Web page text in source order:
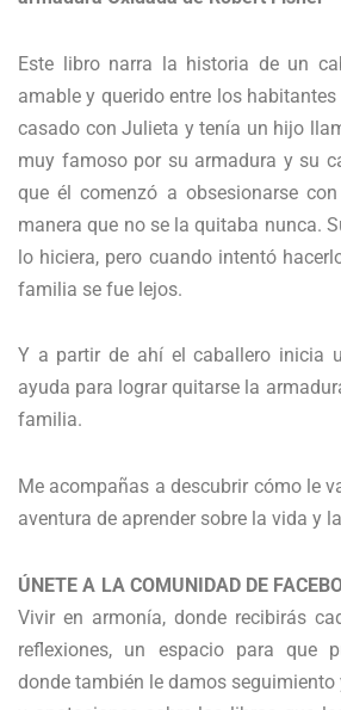
Este libro narra la historia de un
amable y querido entre los
casado con Julieta y tenía un hijo
muy famoso por su armadura y su
que él comenzó a obsesionarse
manera que no se la quitaba nunca.
lo hiciera, pero cuando intentó
familia se fue lejos.
Y a partir de ahí el caballero inicia
ayuda para lograr quitarse la
familia.
Me acompañas a descubrir cómo le
aventura de aprender sobre la vida y
ÚNETE A LA COMUNIDAD DE
Vivir en armonía, donde recibirás
reflexiones, un espacio para que
donde también le damos